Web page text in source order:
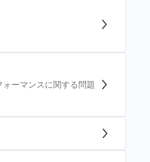
ーマンスに関する問題